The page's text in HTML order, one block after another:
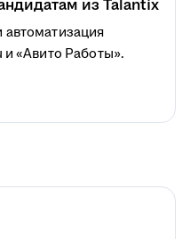
из Talantix
«Авито Работы».